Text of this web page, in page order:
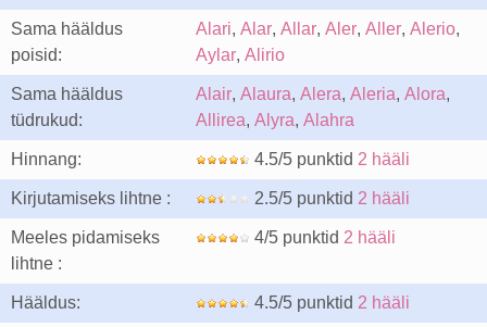
Sama hääldus
poisid:
Alari, Alar, Allar, Aler, Aller, Alerio,
Aylar, Alirio
Sama hääldus
tüdrukud:
Alair, Alaura, Alera, Aleria, Alora,
Allirea, Alyra, Alahra
Hinnang: 4.5/5 punktid 2 hääli
Kirjutamiseks lihtne : 2.5/5 punktid 2 hääli
Meeles pidamiseks
lihtne :
4/5 punktid 2 hääli
Hääldus: 4.5/5 punktid 2 hääli